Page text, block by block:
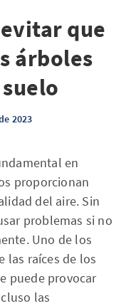
que
árboles
2023
en
proporcionan
del aire. Sin
problemas si no
Uno de los
las raíces de los
puede provocar
las